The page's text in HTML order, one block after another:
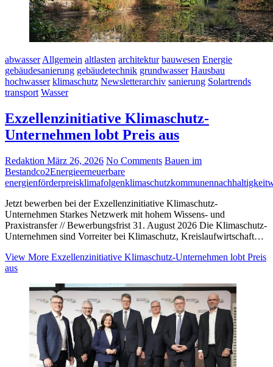
abwasser Allgemein altlasten architektur bauwesen Energie
gebäudesanierung gebäudetechnik grundwasser Hausbau
hochwasser klimaschutz Newsletterarchiv sanierung Solartrends
transport Wasser
Exzellenzinitiative Klimaschutz-
Unternehmen lobt Preis aus
Redaktion März 26, 2026 No Comments Bauen im
Bestandco2Energieerneuerbare
energienförderpreisklimafolgenklimaschutzkommunennachhaltigkeit
Jetzt bewerben bei der Exzellenzinitiative Klimaschutz-
Unternehmen Starkes Netzwerk mit hohem Wissens- und
Praxistransfer // Bewerbungsfrist 31. August 2026 Die Klimaschutz-
Unternehmen sind Vorreiter bei Klimaschutz, Kreislaufwirtschaft…
View More Exzellenzinitiative Klimaschutz-Unternehmen lobt Preis
aus